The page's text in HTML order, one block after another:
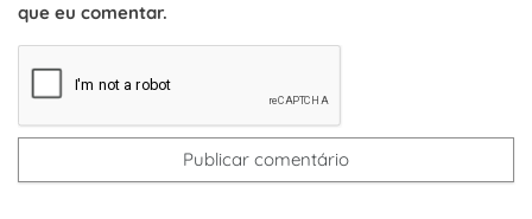
que eu comentar.